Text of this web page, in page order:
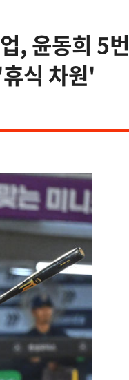
, 윤동희 5
식 차원'